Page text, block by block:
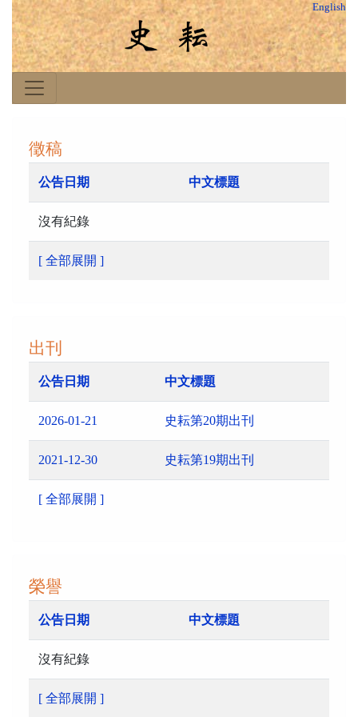
English
徵稿
公告日期 中文標題
沒有紀錄
[ 全部展開 ]
出刊
公告日期 中文標題
2026-01-21 史耘第20期出刊
2021-12-30 史耘第19期出刊
[ 全部展開 ]
榮譽
公告日期 中文標題
沒有紀錄
[ 全部展開 ]